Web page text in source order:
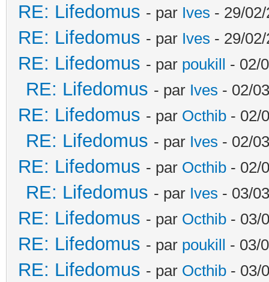
RE: Lifedomus - par Ives - 29/
RE: Lifedomus - par Ives - 29/
RE: Lifedomus - par poukill - 02/
RE: Lifedomus - par Ives - 02/
RE: Lifedomus - par Octhib - 02/
RE: Lifedomus - par Ives - 02/
RE: Lifedomus - par Octhib - 02/
RE: Lifedomus - par Ives - 03/
RE: Lifedomus - par Octhib - 03/
RE: Lifedomus - par poukill - 03/
RE: Lifedomus - par Octhib - 03/